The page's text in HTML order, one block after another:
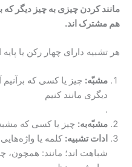
مانند کردن چیزی به چیز دیگر
هم مشترک اند.
هر تشبیه دارای چهار رکن یا
مشبّه: چیز یا کسی که برآنیم
دیگری مانند کنیم
.
مشبّه‌به: چیز یا کسی که
ادات تشبیه: کلمه یا
شباهت اند؛ مانند: همچون،